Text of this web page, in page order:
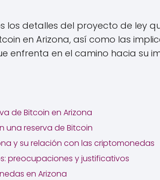
los detalles del proyecto de ley
en Arizona, así como las
enfrenta en el camino hacia su
de Bitcoin en Arizona
una reserva de Bitcoin
y su relación con las criptomonedas
preocupaciones y justificativos
en Arizona